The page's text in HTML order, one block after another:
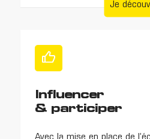
Je
Influencer
& participer